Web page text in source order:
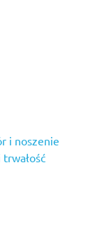
i noszenie